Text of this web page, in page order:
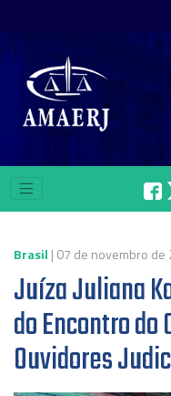
Brasil | 07 de novembro de
Juíza Juliana
do Encontro
Ouvidores